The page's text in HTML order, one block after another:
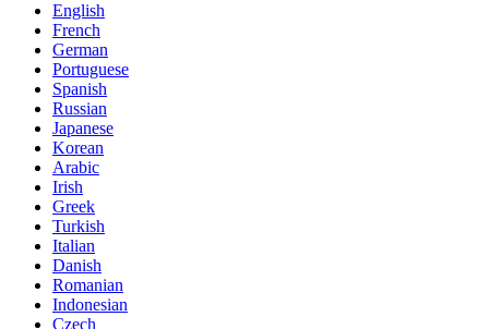
English
French
German
Portuguese
Spanish
Russian
Japanese
Korean
Arabic
Irish
Greek
Turkish
Italian
Danish
Romanian
Indonesian
Czech